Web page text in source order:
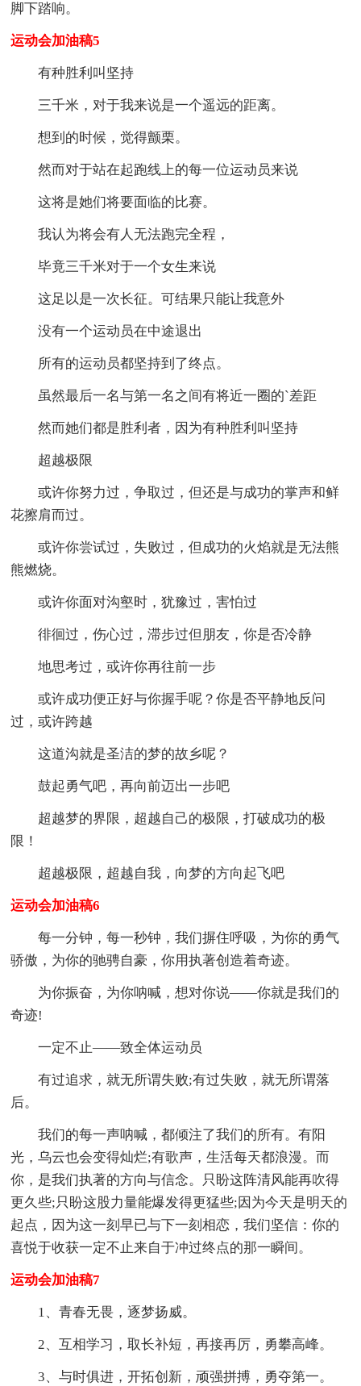
脚下踏响。
运动会加油稿5
有种胜利叫坚持
三千米，对于我来说是一个遥远的距离。
想到的时候，觉得颤栗。
然而对于站在起跑线上的每一位运动员来说
这将是她们将要面临的比赛。
我认为将会有人无法跑完全程，
毕竟三千米对于一个女生来说
这足以是一次长征。可结果只能让我意外
没有一个运动员在中途退出
所有的运动员都坚持到了终点。
虽然最后一名与第一名之间有将近一圈的`差距
然而她们都是胜利者，因为有种胜利叫坚持
超越极限
或许你努力过，争取过，但还是与成功的掌声和鲜
花擦肩而过。
或许你尝试过，失败过，但成功的火焰就是无法熊
熊燃烧。
或许你面对沟壑时，犹豫过，害怕过
徘徊过，伤心过，滞步过但朋友，你是否冷静
地思考过，或许你再往前一步
或许成功便正好与你握手呢？你是否平静地反问
过，或许跨越
这道沟就是圣洁的梦的故乡呢？
鼓起勇气吧，再向前迈出一步吧
超越梦的界限，超越自己的极限，打破成功的极
限！
超越极限，超越自我，向梦的方向起飞吧
运动会加油稿6
每一分钟，每一秒钟，我们摒住呼吸，为你的勇气
骄傲，为你的驰骋自豪，你用执著创造着奇迹。
为你振奋，为你呐喊，想对你说——你就是我们的
奇迹!
一定不止——致全体运动员
有过追求，就无所谓失败;有过失败，就无所谓落
后。
我们的每一声呐喊，都倾注了我们的所有。有阳
光，乌云也会变得灿烂;有歌声，生活每天都浪漫。而
你，是我们执著的方向与信念。只盼这阵清风能再吹得
更久些;只盼这股力量能爆发得更猛些;因为今天是明天的
起点，因为这一刻早已与下一刻相恋，我们坚信：你的
喜悦于收获一定不止来自于冲过终点的那一瞬间。
运动会加油稿7
1、青春无畏，逐梦扬威。
2、互相学习，取长补短，再接再厉，勇攀高峰。
3、与时俱进，开拓创新，顽强拼搏，勇夺第一。